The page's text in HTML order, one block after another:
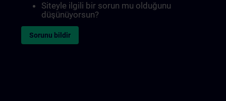
Siteyle ilgili bir sorun mu olduğunu
düşünüyorsun?
Sorunu bildir